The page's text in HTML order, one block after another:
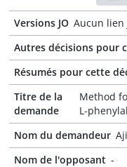
Versions JO Aucun lien
Autres décisions pour
Résumés pour cette
Titre de la
demande
Method
L-
Nom du demandeur
Nom de l'opposant -